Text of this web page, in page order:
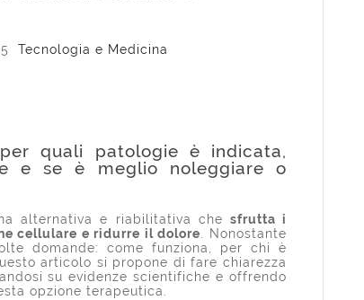
Tecnologia e Medicina
quali patologie è indicata,
e se è meglio noleggiare o
alternativa e riabilitativa che sfrutta i
cellulare e ridurre il dolore . Nonostante
domande: come funziona, per chi è
articolo si propone di fare chiarezza
su evidenze scientifiche e offrendo
opzione terapeutica.